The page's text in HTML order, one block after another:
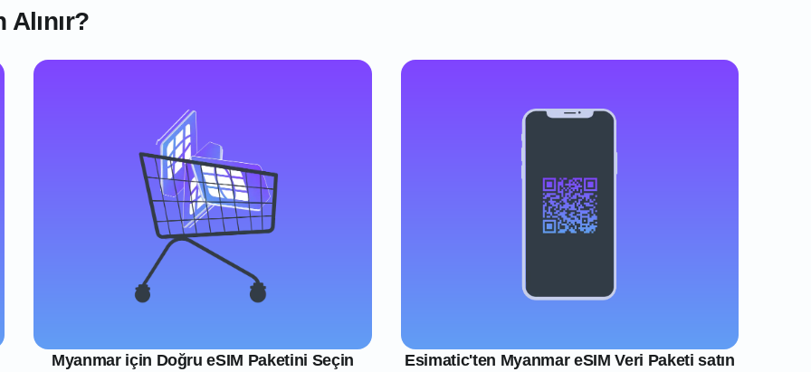
Myanmar için Doğru eSIM Paketini Seçin
Esimatic'ten Myanmar eSIM Veri Paketi satın